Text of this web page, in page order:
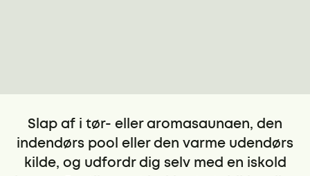
Slap af i tør- eller aromasaunaen, den
indendørs pool eller den varme udendørs
kilde, og udfordr dig selv med en iskold